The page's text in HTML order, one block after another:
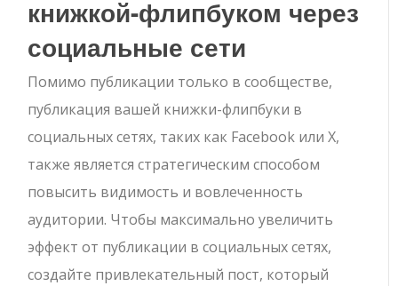
книжкой-флипбуком через
социальные сети
Помимо публикации только в сообществе,
публикация вашей книжки-флипбуки в
социальных сетях, таких как Facebook или X,
также является стратегическим способом
повысить видимость и вовлеченность
аудитории. Чтобы максимально увеличить
эффект от публикации в социальных сетях,
создайте привлекательный пост, который